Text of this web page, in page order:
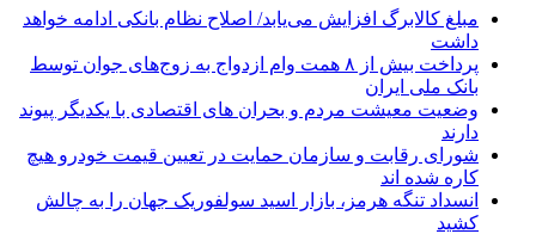
مبلغ کالابرگ افزایش می‌یابد/ اصلاح نظام بانکی ادامه خواهد
داشت
پرداخت بیش از ۸ همت وام ازدواج به زوج‌های جوان توسط
بانک ملی ایران
وضعیت معیشت مردم و بحران های اقتصادی با یکدیگر پیوند
دارند
شورای رقابت و سازمان حمایت در تعیین قیمت خودرو هیچ
کاره شده اند
انسداد تنگه هرمز، بازار اسید سولفوریک جهان را به چالش
کشید